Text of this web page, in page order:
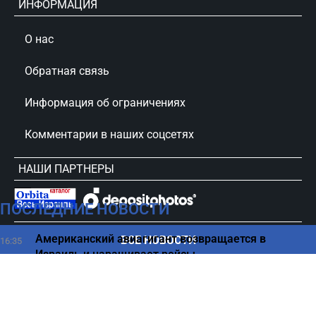
ПОСЛЕДНИЕ НОВОСТИ
16:35
Американский авиагигант возвращается в
Израиль и наращивает рейсы
ВСЕ НОВОСТИ
ИНФОРМАЦИЯ
О нас
Обратная связь
Информация об ограничениях
Комментарии в наших соцсетях
НАШИ ПАРТНЕРЫ
сursorinfo.co.il © Все права защищены